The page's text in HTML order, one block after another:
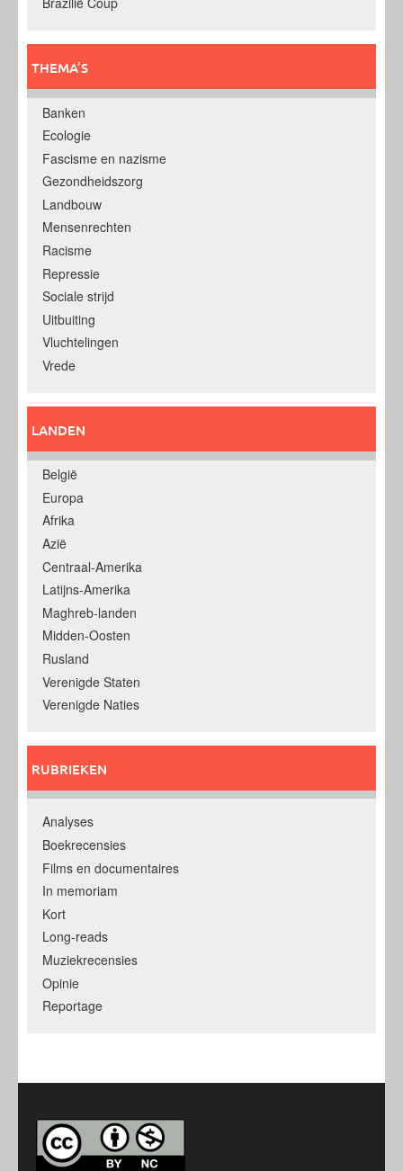
THEMA’S
Banken
Ecologie
Fascisme en nazisme
Gezondheidszorg
Landbouw
Mensenrechten
Racisme
Repressie
Sociale strijd
Uitbuiting
Vluchtelingen
Vrede
LANDEN
België
Europa
Afrika
Azië
Centraal-Amerika
Latijns-Amerika
Maghreb-landen
Midden-Oosten
Rusland
Verenigde Staten
Verenigde Naties
RUBRIEKEN
Analyses
Boekrecensies
Films en documentaires
In memoriam
Kort
Long-reads
Muziekrecensies
Opinie
Reportage